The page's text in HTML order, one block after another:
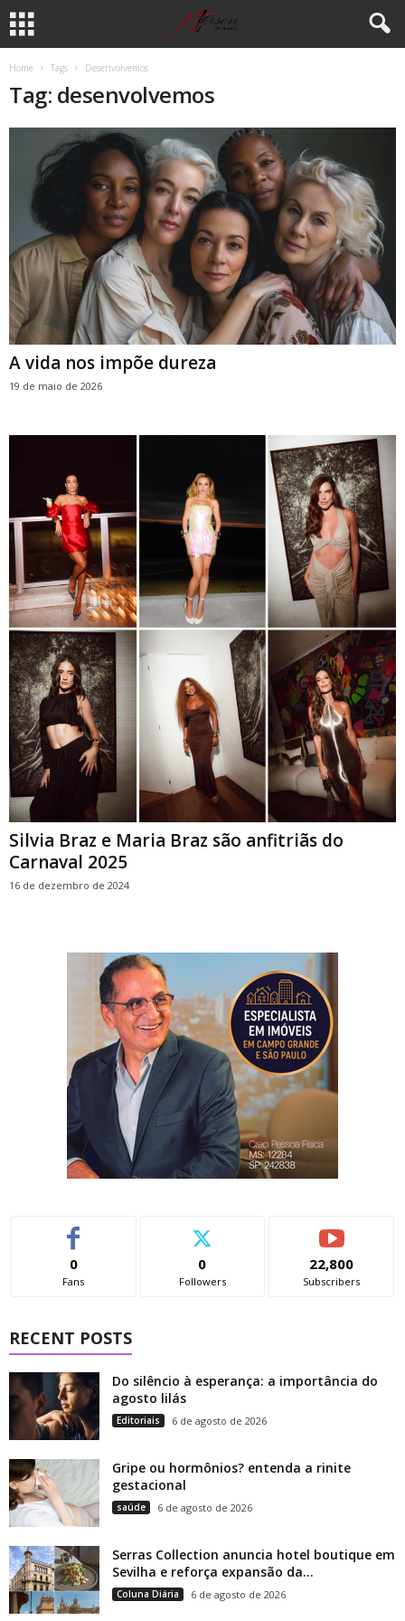
Home Tags Desenvolvemos
Tag: desenvolvemos
A vida nos impõe dureza
19 de maio de 2026
Silvia Braz e Maria Braz são anfitriãs do
Carnaval 2025
16 de dezembro de 2024
0
Fans
0
Followers
22,800
Subscribers
RECENT POSTS
Do silêncio à esperança: a importância do
agosto lilás
Editoriais 6 de agosto de 2026
Gripe ou hormônios? entenda a rinite
gestacional
saúde 6 de agosto de 2026
Serras Collection anuncia hotel boutique em
Sevilha e reforça expansão da...
Coluna Diária 6 de agosto de 2026